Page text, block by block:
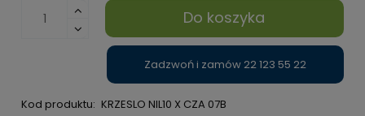
Do koszyka
Zadzwoń i zamów 22 123 55 22
Kod produktu: KRZESLO NIL10 X CZA 07B